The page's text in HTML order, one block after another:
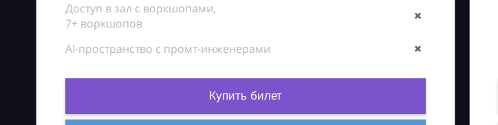
Доступ в зал с воркшопами,
7+ воркшопов
AI-пространство с промт-инженерами
Купить билет